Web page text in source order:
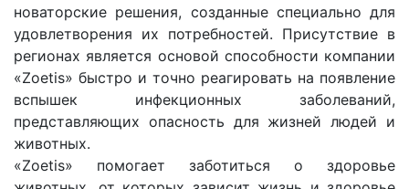
новаторские решения, созданные специально для
удовлетворения их потребностей. Присутствие в
регионах является основой способности компании
«Zoetis» быстро и точно реагировать на появление
вспышек инфекционных заболеваний,
представляющих опасность для жизней людей и
животных.
«Zoetis» помогает заботиться о здоровье